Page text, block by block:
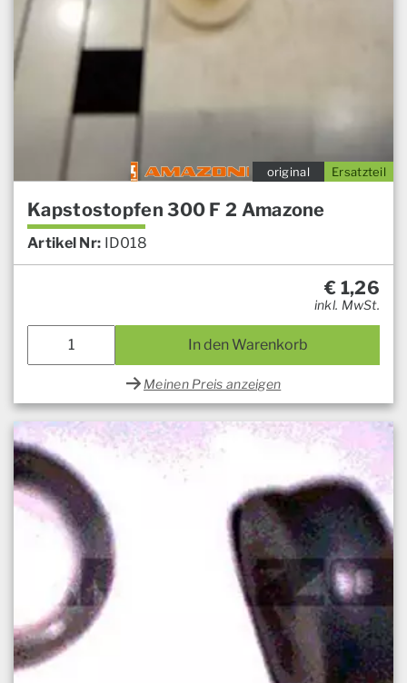
Ersatzteil
original
Kapstostopfen 300 F 2 Amazone
Artikel Nr: ID018
€ 1,26
inkl. MwSt.
In den Warenkorb
Meinen Preis anzeigen